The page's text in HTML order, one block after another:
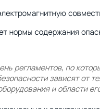
нормы содержания
регламентов, по
зависят от
и области